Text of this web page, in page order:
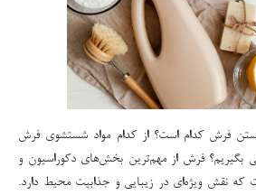
فرش کدام است؟ از کدام مواد شستشوی فرش
بگیریم؟ فرش از مهم‌ترین بخش‌های دکوراسیون و
که نقش ویژه‌ای در زیبایی و جذابیت محیط دارد.